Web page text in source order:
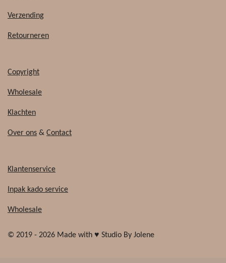
o
Verzending
Retourneren
Copyright
Wholesale
Klachten
Over ons & Contact
Klantenservice
Inpak kado service
Wholesale
© 2019 - 2026 Made with ♥ Studio By Jolene